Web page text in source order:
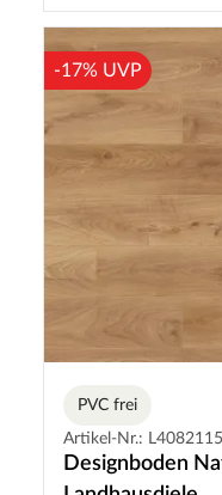
-17% UVP
PVC frei
Artikel-Nr.: L4082115
Designboden